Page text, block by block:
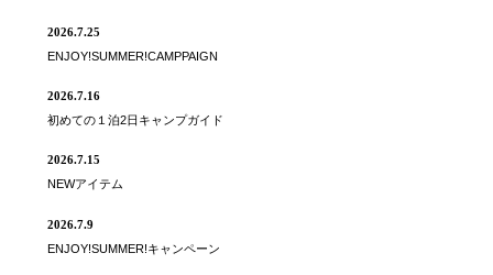
2026.7.25
ENJOY!SUMMER!CAMPPAIGN
2026.7.16
初めての１泊2日キャンプガイド
2026.7.15
NEWアイテム
2026.7.9
ENJOY!SUMMER!キャンペーン